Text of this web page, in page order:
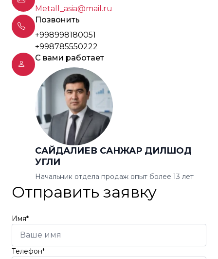
Metall_asia@mail.ru
Позвонить
+998998180051
+998785550222
С вами работает
САЙДАЛИЕВ САНЖАР ДИЛШОД
УГЛИ
Начальник отдела продаж опыт более 13 лет
Отправить заявку
Имя*
Телефон*